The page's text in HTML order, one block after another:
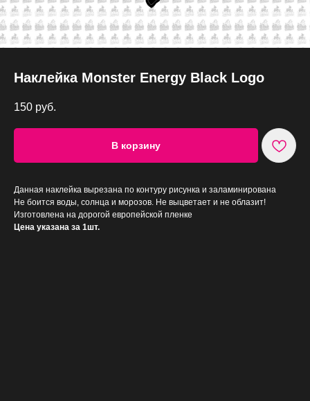
Наклейка Monster Energy Black Logo
150 руб.
В корзину
Данная наклейка вырезана по контуру рисунка и заламинирована
Не боится воды, солнца и морозов. Не выцветает и не облазит!
Изготовлена на дорогой европейской пленке
Цена указана за 1шт.